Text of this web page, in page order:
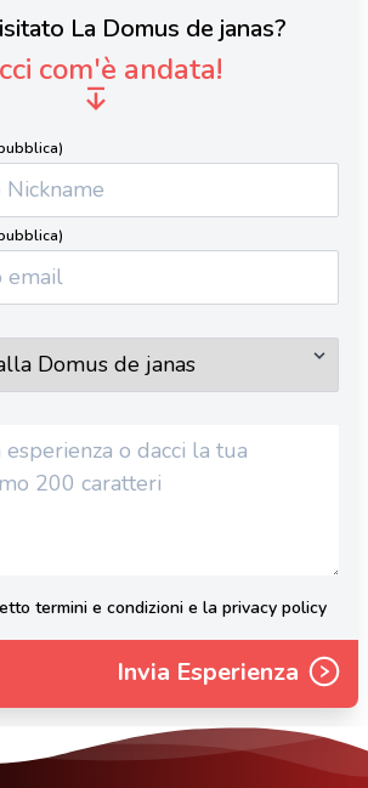
La Domus de janas?
com'è andata!
termini e condizioni e la privacy policy
Invia Esperienza